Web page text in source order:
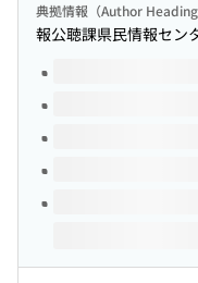
典拠情報（Author
報公聴課県民情報セン
このタイトルの巻号